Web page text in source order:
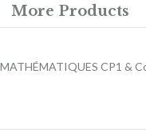
More Products
CP1 &